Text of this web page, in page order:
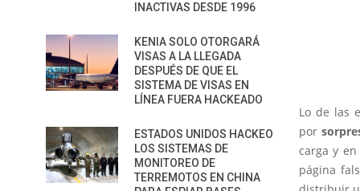
Lo de las
por
carga y
página
INACTIVAS DESDE 1996
KENIA SOLO OTORGARÁ
VISAS A LA LLEGADA
DESPUÉS DE QUE EL
SISTEMA DE VISAS EN
LÍNEA FUERA HACKEADO
ESTADOS UNIDOS HACKEO
LOS SISTEMAS DE
MONITOREO DE
TERREMOTOS EN CHINA